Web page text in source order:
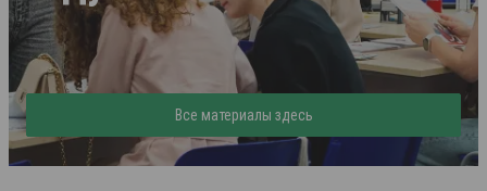
Все материалы здесь